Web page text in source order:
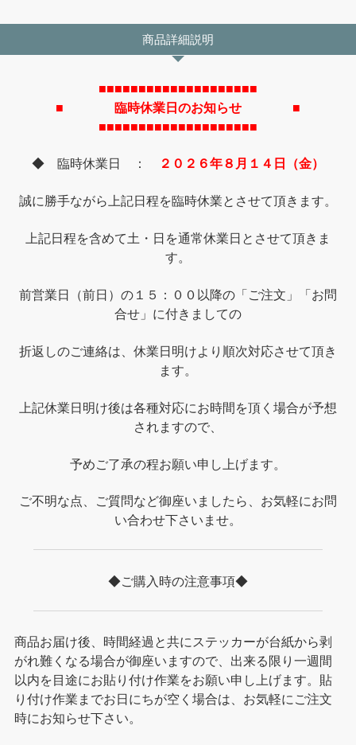
商品詳細説明
■■■■■■■■■■■■■■■■■■■■
■ 臨時休業日のお知らせ ■
■■■■■■■■■■■■■■■■■■■■
◆ 臨時休業日 ： ２０２６年８月１４日（金）
誠に勝手ながら上記日程を臨時休業とさせて頂きます。
上記日程を含めて土・日を通常休業日とさせて頂きま
す。
前営業日（前日）の１５：００以降の「ご注文」「お問
合せ」に付きましての
折返しのご連絡は、休業日明けより順次対応させて頂き
ます。
上記休業日明け後は各種対応にお時間を頂く場合が予想
されますので、
予めご了承の程お願い申し上げます。
ご不明な点、ご質問など御座いましたら、お気軽にお問
い合わせ下さいませ。
◆ご購入時の注意事項◆
商品お届け後、時間経過と共にステッカーが台紙から剥
がれ難くなる場合が御座いますので、出来る限り一週間
以内を目途にお貼り付け作業をお願い申し上げます。貼
り付け作業までお日にちが空く場合は、お気軽にご注文
時にお知らせ下さい。